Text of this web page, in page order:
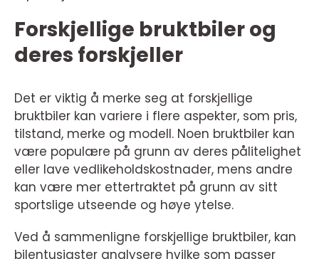
Forskjellige bruktbiler og
deres forskjeller
Det er viktig å merke seg at forskjellige
bruktbiler kan variere i flere aspekter, som pris,
tilstand, merke og modell. Noen bruktbiler kan
være populære på grunn av deres pålitelighet
eller lave vedlikeholdskostnader, mens andre
kan være mer ettertraktet på grunn av sitt
sportslige utseende og høye ytelse.
Ved å sammenligne forskjellige bruktbiler, kan
bilentusiaster analysere hvilke som passer